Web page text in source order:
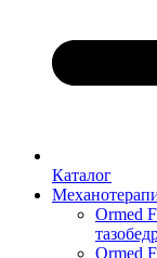
Каталог
Ormed
Ormed